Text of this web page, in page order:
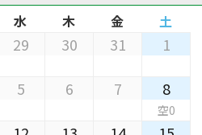
水 木 金 土
29 30 31 1
5 6 7 8
空0